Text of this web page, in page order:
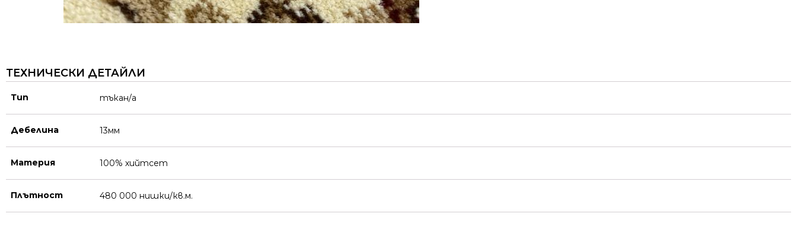
ТЕХНИЧЕСКИ ДЕТАЙЛИ
Тип тъкан/а
Дебелина 13мм
Материя 100% хийтсет
Плътност 480 000 нишки/кв.м.